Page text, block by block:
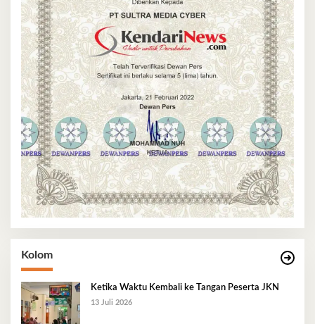
Kolom
Ketika Waktu Kembali ke Tangan Peserta JKN
13 Juli 2026